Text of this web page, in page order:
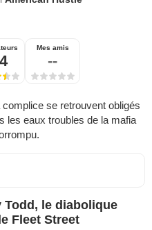
Mes amis
--
se retrouvent obligés
les eaux troubles de la mafia
Todd, le diabolique
Fleet Street